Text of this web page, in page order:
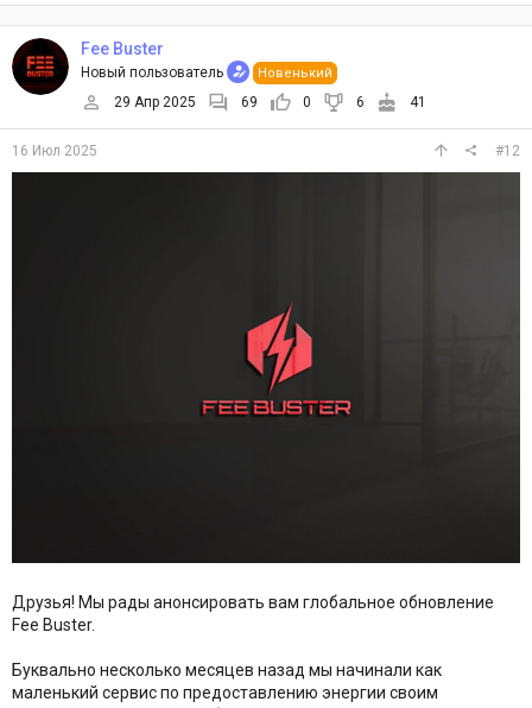
Fee Buster
Новый пользователь Новенький
29 Апр 2025 69 0 6 41
16 Июл 2025 #12
Друзья! Мы рады анонсировать вам глобальное обновление
Fee Buster.
Буквально несколько месяцев назад мы начинали как
маленький сервис по предоставлению энергии своим